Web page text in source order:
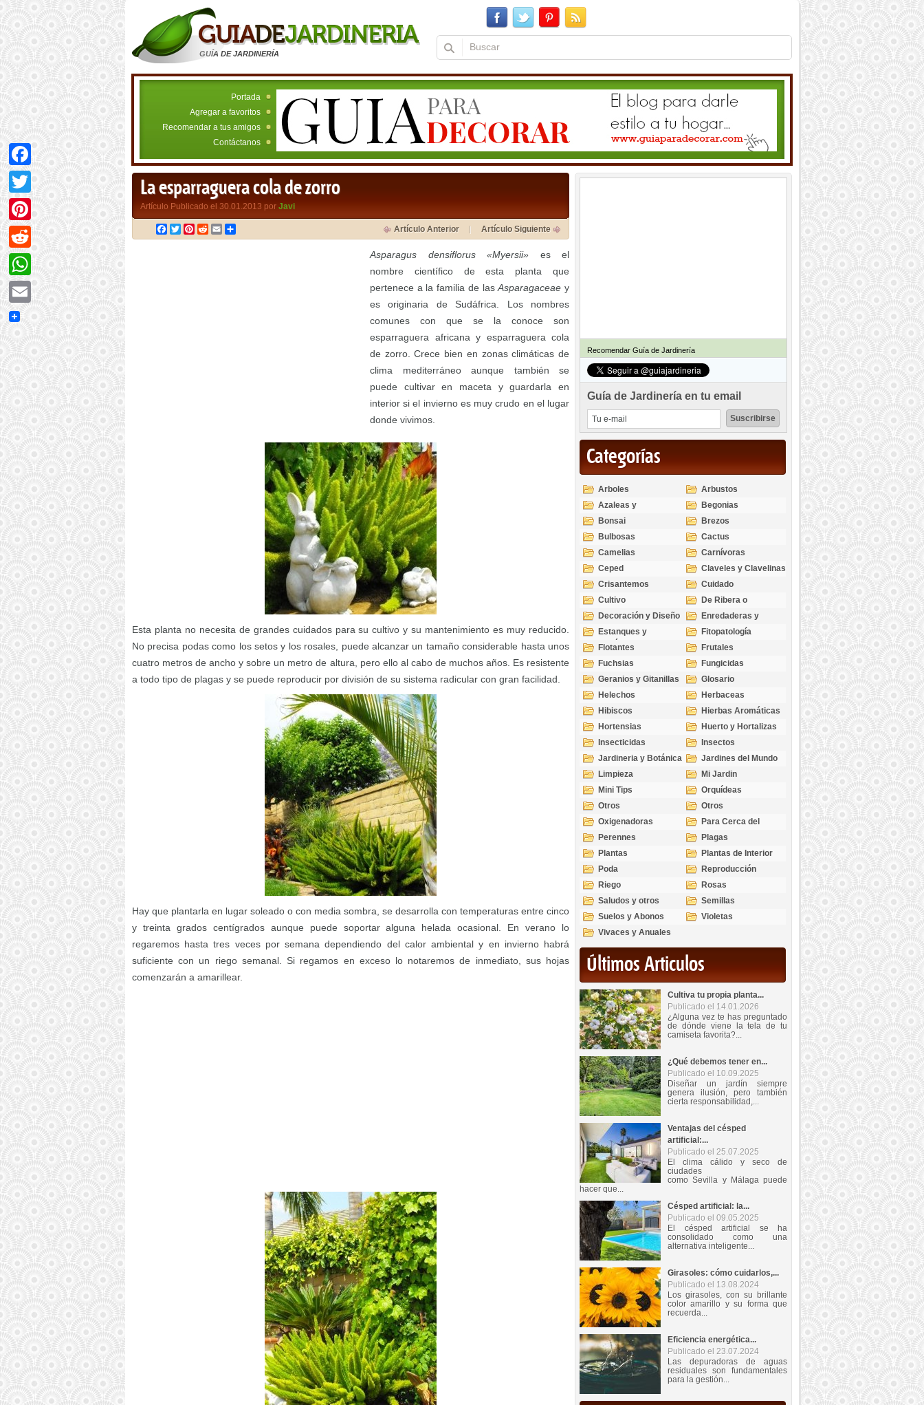
GUÍA DE JARDINERÍA
Portada
Agregar a favoritos
Recomendar a tus amigos
Contáctanos
La esparraguera cola de zorro
Artículo Publicado el 30.01.2013 por Javi
Facebook
TwitterPinterest
RedditEmail Artículo Anterior Artículo Siguiente
Asparagus densiflorus «Myersii» es el
nombre científico de esta planta que
pertenece a la familia de lasAsparagaceaey
es originaria de Sudáfrica. Los nombres
comunes con que se la conoce son
esparraguera africana y esparraguera cola
de zorro. Crece bien en zonas climáticas de
clima mediterráneo aunque también se
puede cultivar en maceta y guardarla en
interior si el invierno es muy crudo en el lugar
donde vivimos.
Esta planta no necesita de grandes cuidados para su cultivo y su mantenimiento es muy reducido.
No precisa podas como los setos y los rosales, puede alcanzar un tamaño considerable hasta unos
cuatro metros de ancho y sobre un metro de altura, pero ello al cabo de muchos años. Es resistente
a todo tipo de plagas y se puede reproducir por división de su sistema radicular con gran facilidad.
Hay que plantarla en lugar soleado o con media sombra, se desarrolla con temperaturas entre cinco
y treinta grados centígrados aunque puede soportar alguna helada ocasional. En verano lo
regaremos hasta tres veces por semana dependiendo del calor ambiental y en invierno habrá
suficiente con un riego semanal. Si regamos en exceso lo notaremos de inmediato, sus hojas
comenzarán a amarillear.
Recomendar Guía de Jardinería
Guía de Jardinería en tu email
Categorías
Arboles
Arbustos
Azaleas y
Rododendros
Begonias
Bonsai
Brezos
Bulbosas
Cactus
Camelias
Carnívoras
Ceped
Claveles y Clavelinas
Crisantemos
Cuidado
Cultivo
De Ribera o
Palustres
Decoración y Diseño
Enredaderas y
cubresuelos
Estanques y
Acuáticas
Fitopatología
Flotantes
Frutales
Fuchsias
Fungicidas
Geranios y Gitanillas
Glosario
Helechos
Herbaceas
Hibiscos
Hierbas Aromáticas
Hortensias
Huerto y Hortalizas
Insecticidas
Insectos
Jardineria y Botánica
Jardines del Mundo
Limpieza
Mi Jardin
Mini Tips
Orquídeas
Otros
Otros
Oxigenadoras
Para Cerca del
Estanque
Perennes
Plagas
Plantas
Plantas de Interior
Poda
Reproducción
Riego
Rosas
Saludos y otros
temas
Semillas
Suelos y Abonos
Violetas
Vivaces y Anuales
Últimos Articulos
Cultiva tu propia planta...
Publicado el 14.01.2026
¿Alguna vez te has preguntado
de dónde viene la tela de tu
camiseta favorita?...
¿Qué debemos tener en...
Publicado el 10.09.2025
Diseñar un jardín siempre
genera ilusión, pero también
cierta responsabilidad,...
Ventajas del césped
artificial:...
Publicado el 25.07.2025
El clima cálido y seco de
ciudades
como Sevilla y Málaga puede
hacer que...
Césped artificial: la...
Publicado el 09.05.2025
El césped artificial se ha
consolidado como una
alternativa inteligente...
Girasoles: cómo cuidarlos,...
Publicado el 13.08.2024
Los girasoles, con su brillante
color amarillo y su forma que
recuerda...
Eficiencia energética...
Publicado el 23.07.2024
Las depuradoras de aguas
residuales son fundamentales
para la gestión...
Facebook
Twitter
Pinterest
Reddit
WhatsApp
Email